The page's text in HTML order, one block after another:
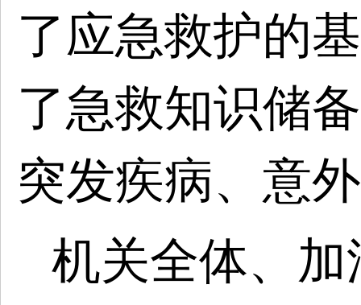
了应急救护的
了急救知识储
突发疾病、意
机关全体、